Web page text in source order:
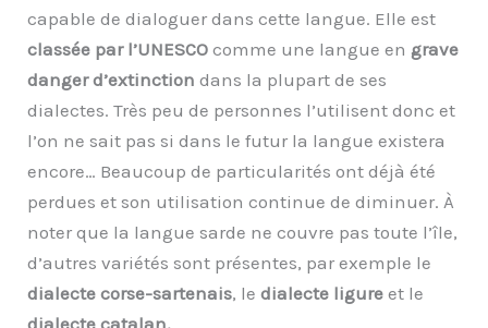
capable de dialoguer dans cette langue. Elle est
classée par l’UNESCO comme une langue en grave
danger d’extinction dans la plupart de ses
dialectes. Très peu de personnes l’utilisent donc et
l’on ne sait pas si dans le futur la langue existera
encore… Beaucoup de particularités ont déjà été
perdues et son utilisation continue de diminuer. À
noter que la langue sarde ne couvre pas toute l’île,
d’autres variétés sont présentes, par exemple le
dialecte corse-sartenais, le dialecte ligure et le
dialecte catalan.